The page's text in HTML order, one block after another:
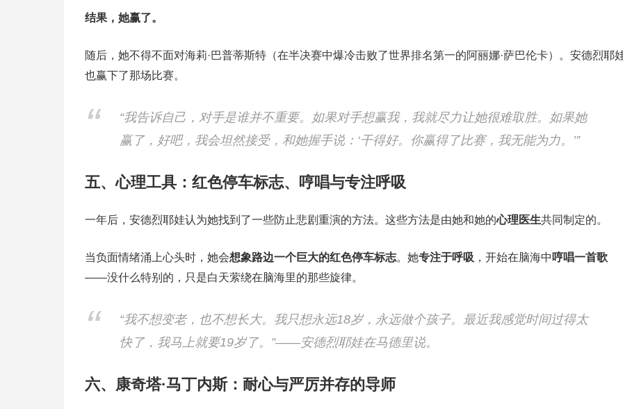
结果，她赢了。
随后，她不得不面对海莉·巴普蒂斯特（在半决赛中爆冷击败了世界排名第一的阿丽娜·萨巴伦卡）。安德烈耶
也赢下了那场比赛。
“我告诉自己，对手是谁并不重要。如果对手想赢我，我就尽力让她很难取胜。如果她
赢了，好吧，我会坦然接受，和她握手说：‘干得好。你赢得了比赛，我无能为力。’”
五、心理工具：红色停车标志、哼唱与专注呼吸
一年后，安德烈耶娃认为她找到了一些防止悲剧重演的方法。这些方法是由她和她的心理医生共同制定的。
当负面情绪涌上心头时，她会想象路边一个巨大的红色停车标志。她专注于呼吸 ，开始在脑海中 哼唱一首歌
——没什么特别的，只是白天萦绕在脑海里的那些旋律。
“我不想变老，也不想长大。我只想永远18岁，永远做个孩子。最近我感觉时间过得太
快了，我马上就要19岁了。”——安德烈耶娃在马德里说。
六、康奇塔·马丁内斯：耐心与严厉并存的导师